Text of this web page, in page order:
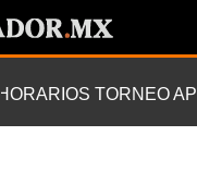
HORARIOS TORNEO